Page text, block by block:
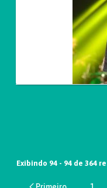
Exibindo 94 - 94 de 364